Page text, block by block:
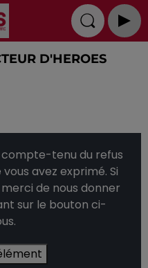
D'HEROES
tenu du refus
avez exprimé. Si
de nous donner
sur le bouton ci-